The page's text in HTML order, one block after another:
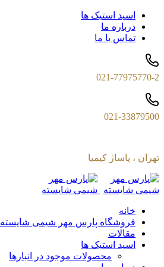
اسید استیک ها
درباره ما
تماس با ما
021-77975770-2
021-33879500
تهران ، پاساژ کیمیا
خانه
فروشگاه پارس مهر شیمی شایسته
مقالات
اسید استیک ها
محصولات موجود در انبارها